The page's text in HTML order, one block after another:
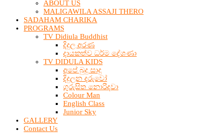
ABOUT US
MALIGAWILA ASSAJI THERO
SADAHAM CHARIKA
PROGRAMS
TV Didiula Buddhist
දිදුල අරණ
දායකත්ව ධර්ම දේශණා
TV DIDULA KIDS
අපේ බුදු සාදු
දිදුලන දරුවෝ
ගුරුසිත නොරිදවා
Colour Man
English Class
Junior Sky
GALLERY
Contact Us